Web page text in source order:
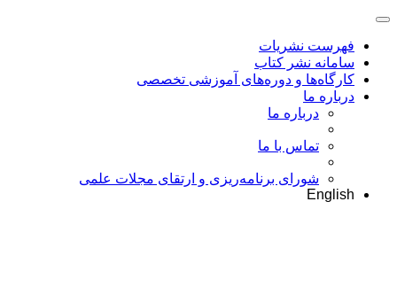
فهرست نشریات
سامانه نشر کتاب
کارگاه‌ها و دوره‌های آموزشی تخصصی
درباره ما
درباره ما
تماس با ما
شورای برنامه‌ریزی و ارتقای مجلات علمی
English